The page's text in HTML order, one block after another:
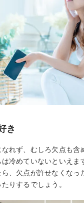
き
れず、むしろ欠点も含
冷めていないといえま
、欠点が許せなくなっ
りするでしょう。